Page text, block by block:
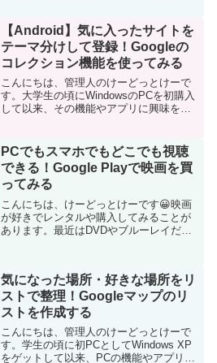
など）の新機能や便利なアプリを使って
みることを...
【Android】気に入ったサイトを
テーマ分けして登録！Googleの
コレクション機能を使ってみる
こんにちは、管理人のけーどっとけーで
す。大学生の頃にWindowsのPCを初購入
して以来、その機能やアプリに興味を持
機能や便利なアプリを使ってみることを
趣味としていま...
PCでもスマホでもどこでも視聴
できる！Google Playで映画を買
ってみる
こんにちは、けーどっとけーです😀映画
が好きでレンタルや購入してみることが
あります。最近はDVDやブルーレイだけ
入して...
気になった場所・好きな場所をリ
ストで整理！Googleマップのリ
ストを作成する
こんにちは、管理人のけーどっとけーで
す。学生の頃に初PCとしてWindows XP
をゲットして以来、PCの機能やアプリに